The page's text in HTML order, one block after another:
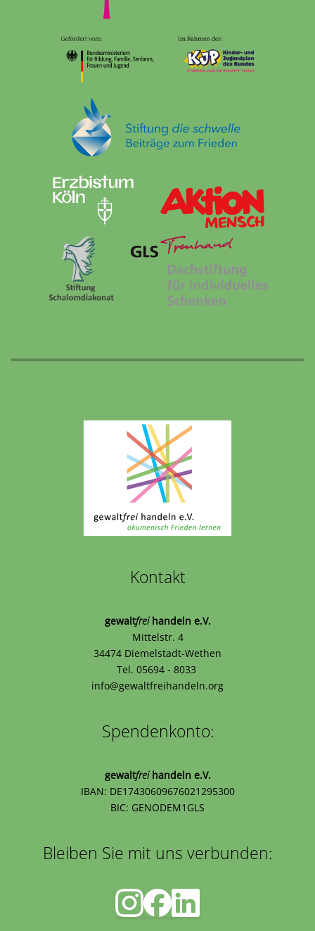
Kontakt
gewaltfreihandeln e.V.
Mittelstr. 4
34474 Diemelstadt-Wethen
Tel. 05694 - 8033
info@gewaltfreihandeln.org
Spendenkonto:
gewaltfreihandeln e.V.
IBAN: DE17430609676021295300
BIC: GENODEM1GLS
Bleiben Sie mit uns verbunden: